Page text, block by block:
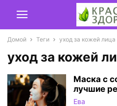
Домой Теги уход за кожей лица
уход за кожей
Маска с
лучшие
Ева